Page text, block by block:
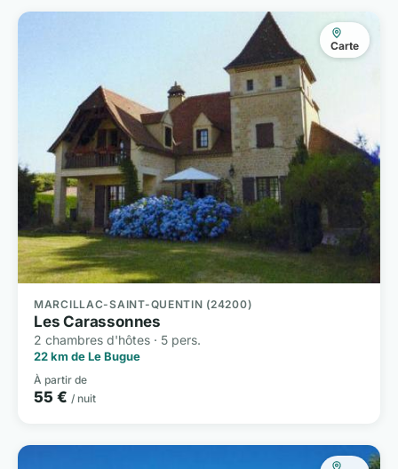
Carte
MARCILLAC-SAINT-QUENTIN (24200)
Les Carassonnes
2 chambres d'hôtes · 5 pers.
22 km de Le Bugue
À partir de
55 € / nuit